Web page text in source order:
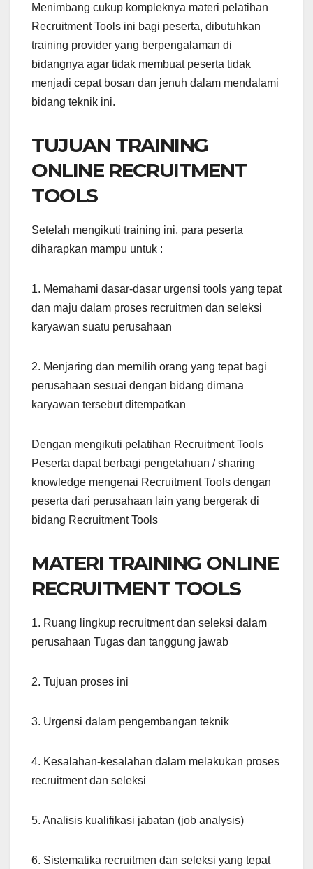
Menimbang cukup kompleknya materi pelatihan
Recruitment Tools ini bagi peserta, dibutuhkan
training provider yang berpengalaman di
bidangnya agar tidak membuat peserta tidak
menjadi cepat bosan dan jenuh dalam mendalami
bidang teknik ini.
TUJUAN TRAINING
ONLINE RECRUITMENT
TOOLS
Setelah mengikuti training ini, para peserta
diharapkan mampu untuk :
1. Memahami dasar-dasar urgensi tools yang tepat
dan maju dalam proses recruitmen dan seleksi
karyawan suatu perusahaan
2. Menjaring dan memilih orang yang tepat bagi
perusahaan sesuai dengan bidang dimana
karyawan tersebut ditempatkan
Dengan mengikuti pelatihan Recruitment Tools
Peserta dapat berbagi pengetahuan / sharing
knowledge mengenai Recruitment Tools dengan
peserta dari perusahaan lain yang bergerak di
bidang Recruitment Tools
MATERI TRAINING ONLINE
RECRUITMENT TOOLS
1. Ruang lingkup recruitment dan seleksi dalam
perusahaan Tugas dan tanggung jawab
2. Tujuan proses ini
3. Urgensi dalam pengembangan teknik
4. Kesalahan-kesalahan dalam melakukan proses
recruitment dan seleksi
5. Analisis kualifikasi jabatan (job analysis)
6. Sistematika recruitmen dan seleksi yang tepat